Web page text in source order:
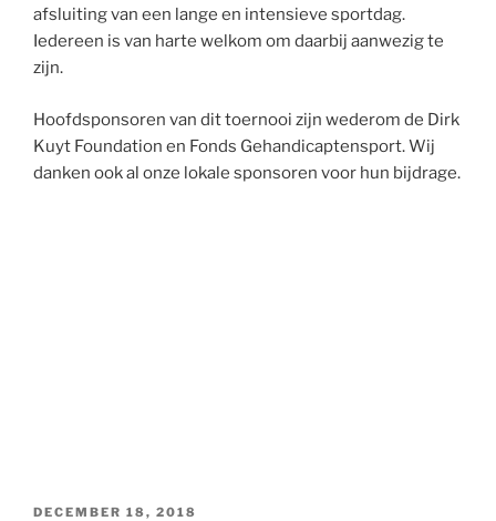
afsluiting van een lange en intensieve sportdag.
Iedereen is van harte welkom om daarbij aanwezig te
zijn.
Hoofdsponsoren van dit toernooi zijn wederom de Dirk
Kuyt Foundation en Fonds Gehandicaptensport. Wij
danken ook al onze lokale sponsoren voor hun bijdrage.
GEPLAATST
DECEMBER 18, 2018